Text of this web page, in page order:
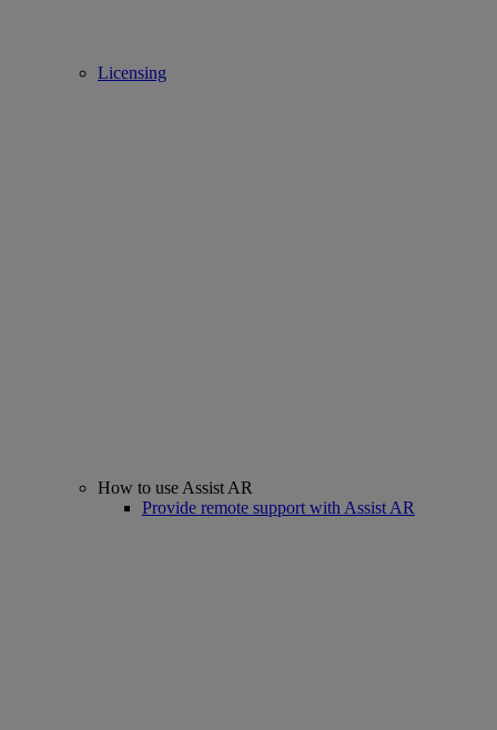
Licensing
How to use Assist AR
Provide remote support with Assist AR